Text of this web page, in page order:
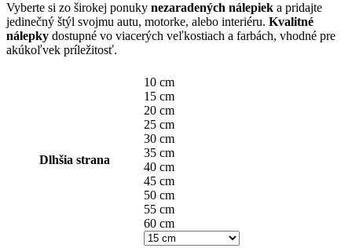
4,10 €
through
Vyberte si zo širokej ponuky nezaradených nálepiek a pridajte
jedinečný štýl svojmu autu, motorke, alebo interiéru. Kvalitné
nálepky dostupné vo viacerých veľkostiach a farbách, vhodné pre
akúkoľvek príležitosť.
Dlhšia strana
10 cm
15 cm
20 cm
25 cm
30 cm
35 cm
40 cm
45 cm
50 cm
55 cm
60 cm